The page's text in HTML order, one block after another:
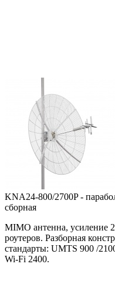
KNA24-800/2700P -
сборная
MIMO антенна, усиление
роутеров. Разборная
стандарты: UMTS 900 /
Wi-Fi 2400.